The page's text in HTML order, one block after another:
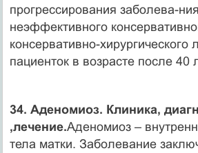
прогрессирования заболева-
неэффективного
консервативно-хирургического
пациенток в возрасте после 40
34. Аденомиоз. Клиника,
,лечение.Аденомиоз –
тела матки. Заболевание